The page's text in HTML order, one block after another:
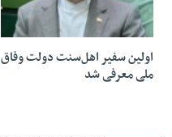
07 اکتبر 2025
اولین سفیر اهل‌سنت دولت وفاق
ملی معرفی شد